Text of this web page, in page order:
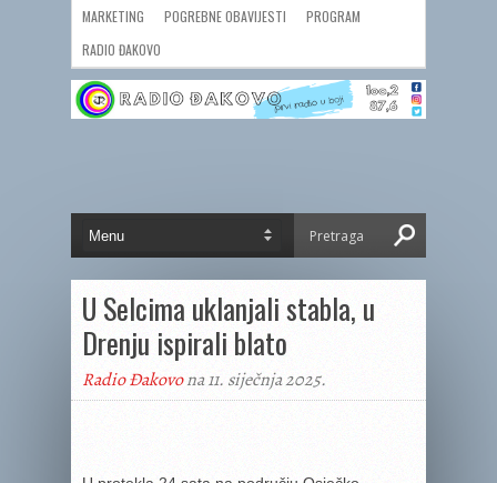
MARKETING POGREBNE OBAVIJESTI
PROGRAM
RADIO ĐAKOVO
U Selcima uklanjali stabla, u
Drenju ispirali blato
Radio Đakovona 11. siječnja 2025.